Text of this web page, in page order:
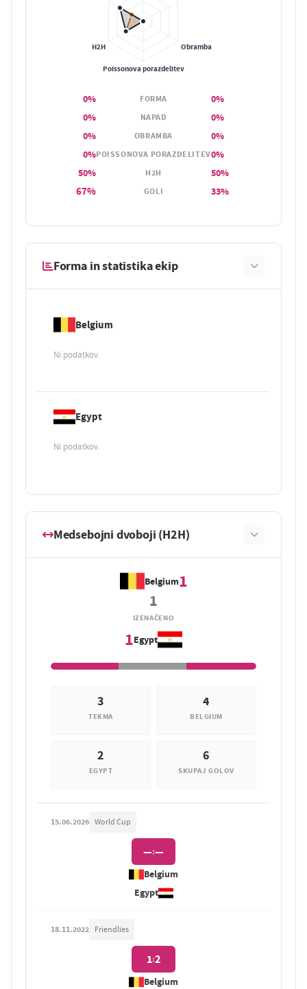
0% FORMA
0%
0%
NAPAD
0%
0%
OBRAMBA
0%
0%POISSONOVA PORAZDELITEV0%
50%
H2H 50%
67% GOLI 33%
Forma in statistika ekip
Belgium
Ni podatkov.
Egypt
Ni podatkov.
Medsebojni dvoboji (H2H)
Belgium1
1
IZENAČENO
1Egypt
3
TEKMA
4
BELGIUM
2
EGYPT
6
SKUPAJ GOLOV
15.06.2026 World Cup
Belgium
—:—
Egypt
18.11.2022 Friendlies
Belgium
1:2